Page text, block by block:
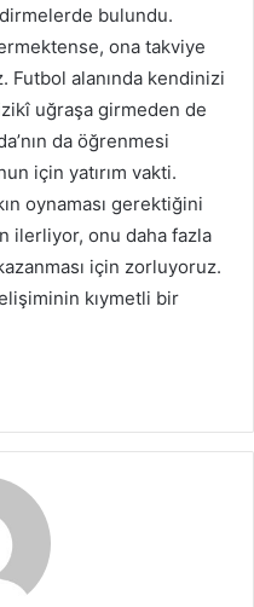
bulundu.
ona takviye
Futbol alanında kendinizi
uğraşa girmeden de
da öğrenmesi
için yatırım vakti.
oynaması gerektiğini
ilerliyor, onu daha fazla
için zorluyoruz.
kıymetli bir